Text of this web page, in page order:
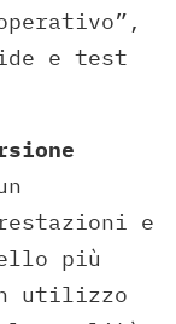
e test
e
più
utilizzo